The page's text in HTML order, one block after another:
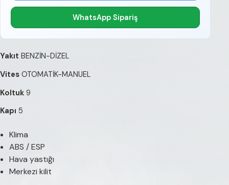
WhatsApp Sipariş
Yakıt BENZİN-DİZEL
Vites OTOMATİK-MANUEL
Koltuk 9
Kapı 5
Klima
ABS / ESP
Hava yastığı
Merkezi kilit